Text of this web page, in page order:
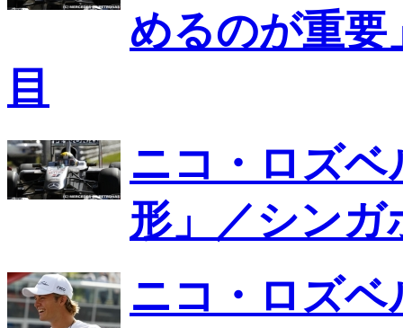
めるのが重要
目
ニコ・ロズ
形」／シンガ
ニコ・ロズ